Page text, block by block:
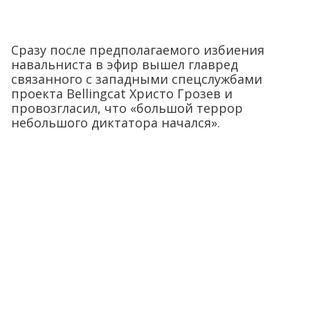
Сразу после предполагаемого избиения
навальниста в эфир вышел главред
связанного с западными спецслужбами
проекта Bellingcat Христо Грозев и
провозгласил, что «большой террор
небольшого диктатора начался».